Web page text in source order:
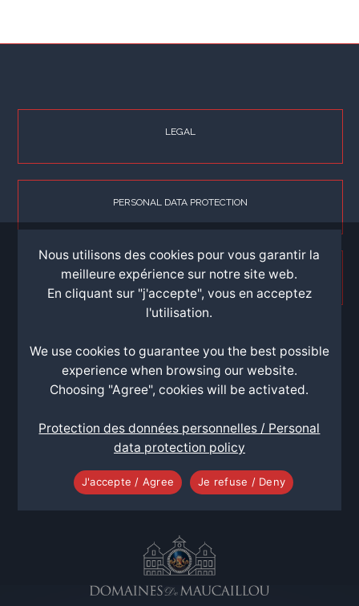
LEGAL
PERSONAL DATA PROTECTION
TERMS OF SALE
Contact
Château MAUCAILLOU
33480 Moulis en Médoc, France
Fax +33 (0)5.56.58.00.88
Nous utilisons des cookies pour vous garantir la
meilleure expérience sur notre site web.
En cliquant sur "j'accepte", vous en acceptez
l'utilisation.
We use cookies to guarantee you the best possible
experience when browsing our website.
Choosing "Agree", cookies will be activated.
Protection des données personnelles / Personal
data protection policy
J'accepte / Agree Je refuse / Deny